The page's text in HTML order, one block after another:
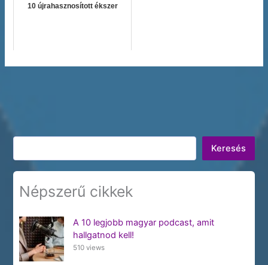
10 újrahasznosított ékszer
Keresés
Keresés
Népszerű cikkek
A 10 legjobb magyar podcast, amit
hallgatnod kell!
510 views